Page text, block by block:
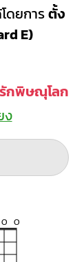
ดยการตั้ง
E)
กพิษณุโลก
ง
O O